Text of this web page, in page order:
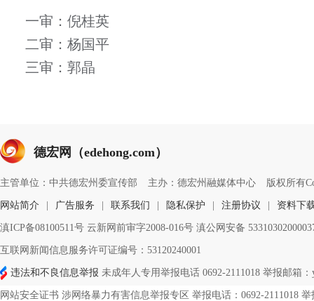
一审：倪桂英
二审：杨国平
三审：郭晶
德宏网（edehong.com）
主管单位：中共德宏州委宣传部 主办：德宏州融媒体中心 版权所有
网站简介 广告服务 联系我们 隐私保护 注册协议 资料下
滇ICP备08100511号 云新网前审字2008-016号 滇公网安备
互联网新闻信息服务许可证编号：53120240001
违法和不良信息举报 未成年人专用举报电话 0692-2111018 举报邮箱：
网站安全证书 涉网络暴力有害信息举报专区 举报电话：0692-2111018 举